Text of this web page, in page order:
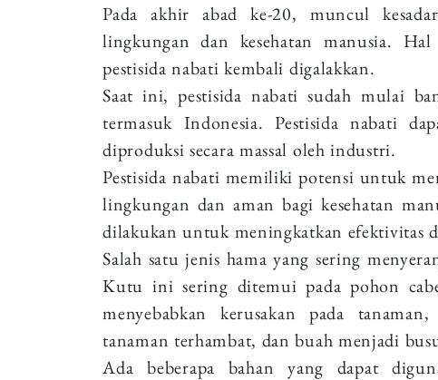
Pada akhir abad ke-20, muncul
lingkungan dan kesehatan manusia.
pestisida nabati kembali digalakkan.
Saat ini, pestisida nabati sudah mulai
termasuk Indonesia. Pestisida nabati
diproduksi secara massal oleh industri.
Pestisida nabati memiliki potensi untuk
lingkungan dan aman bagi kesehatan
dilakukan untuk meningkatkan efektivitas
Salah satu jenis hama yang sering
Kutu ini sering ditemui pada pohon
menyebabkan kerusakan pada
tanaman terhambat, dan buah menjadi
Ada beberapa bahan yang dapat